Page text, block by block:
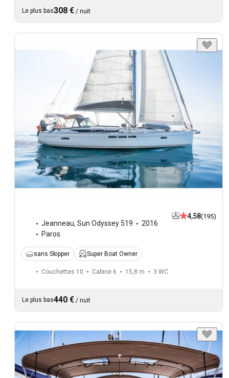
Le plus bas308 € / nuit
Jeanneau, Sun Odyssey 519
2016
Paros
4,58(195)
sans Skipper Super Boat Owner
Couchettes 10 Cabine 6 15,8 m 3 WC
Le plus bas440 € / nuit